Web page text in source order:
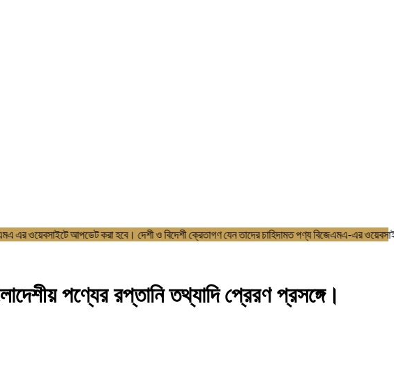
বিজেএমএ এর ওয়েবসাইটে আপডেট করা হবে। দেশী ও বিদেশী ক্রেতাগণ যেন
পণ্যের রপ্তানি তথ্যাদি প্রেরণ প্রসঙ্গে।